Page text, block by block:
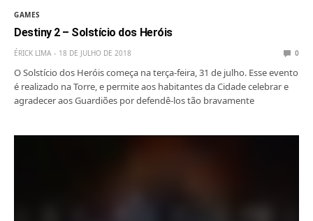
GAMES
Destiny 2 – Solstício dos Heróis
ÉRICK LIMA 18 DE JULHO DE 2018 0
O Solstício dos Heróis começa na terça-feira, 31 de julho. Esse evento
é realizado na Torre, e permite aos habitantes da Cidade celebrar e
agradecer aos Guardiões por defendê-los tão bravamente